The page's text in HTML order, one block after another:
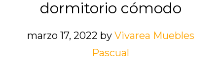
dormitorio cómodo
marzo 17, 2022 by Vivarea Muebles
Pascual